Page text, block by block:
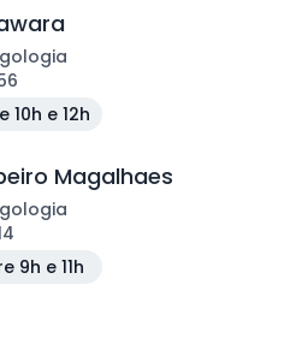
10h e 12h
Magalhaes
9h e 11h